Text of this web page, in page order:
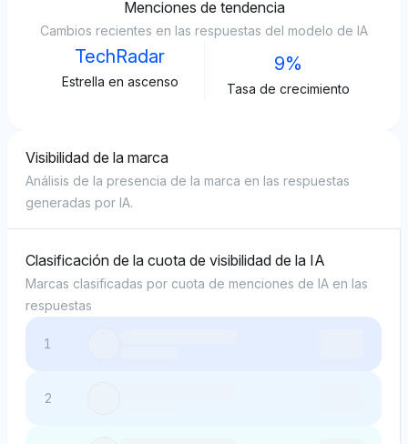
Menciones de tendencia
Cambios recientes en las respuestas del modelo de IA
TechRadar
Estrella en ascenso
9%
Tasa de crecimiento
Visibilidad de la marca
Análisis de la presencia de la marca en las respuestas
generadas por IA.
Clasificación de la cuota de visibilidad de la IA
Marcas clasificadas por cuota de menciones de IA en las
respuestas
1
2